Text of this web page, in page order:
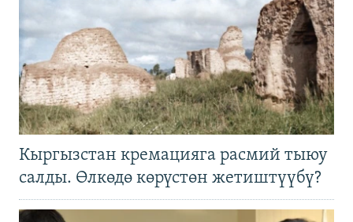
Кыргызстан кремацияга расмий тыюу
салды. Өлкөдө көрүстөн жетиштүүбү?